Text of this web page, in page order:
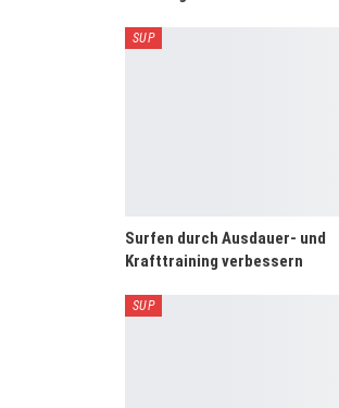
SUP
Surfen durch Ausdauer- und
Krafttraining verbessern
SUP